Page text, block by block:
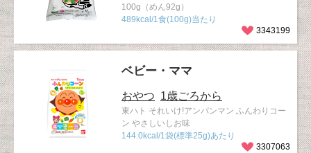
100g（めん92g）
489kcal/1食(100g)当たり
3343199
ベビー・ママ
おやつ 1歳ごろから
東ハト それいけ!アンパンマン ふんわりコー
ン やさしいしお味
144.0kcal/1袋(標準25g)あたり
3307063